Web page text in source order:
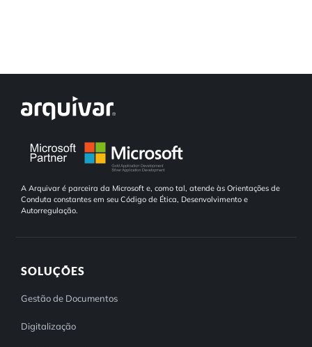
A Arquivar é parceira da Microsoft e, como tal, atende às Orientações de
Conduta constantes em seu Código de Ética, Desenvolvimento e
Autorregulação.
SOLUÇÕES
Gestão de Documentos
Digitalização